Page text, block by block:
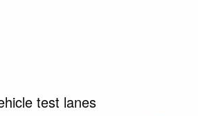
test lanes